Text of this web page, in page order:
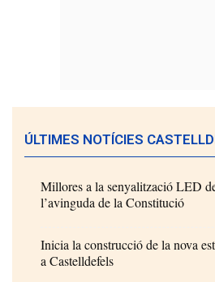
ÚLTIMES NOTÍCIES
Millores a la senyalització LED
l’avinguda de la Constitució
Inicia la construcció de la nova
a Castelldefels